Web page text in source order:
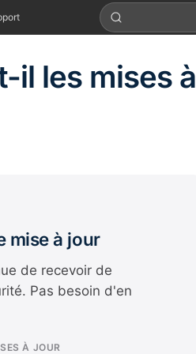
il les mises à
mise à jour
de recevoir de
Pas besoin d'en
À JOUR